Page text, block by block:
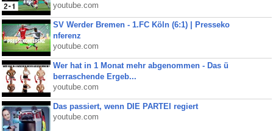
youtube.com
SV Werder Bremen - 1.FC Köln (6:1) | Presseko
nferenz
youtube.com
Wer hat in 1 Monat mehr abgenommen - Das ü
berraschende Ergeb...
youtube.com
Das passiert, wenn DIE PARTEI regiert
youtube.com